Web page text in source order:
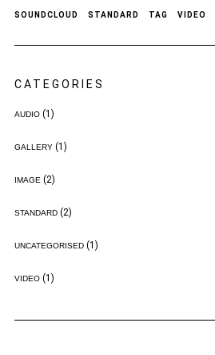
SOUNDCLOUD STANDARD TAG VIDEO
CATEGORIES
AUDIO(1)
GALLERY(1)
IMAGE (2)
STANDARD(2)
UNCATEGORISED(1)
VIDEO(1)